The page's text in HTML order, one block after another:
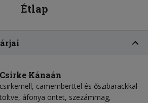
Étlap
Csirke Kánaán
csirkemell, camemberttel és őszibarackkal
töltve, áfonya öntet, szezámmag,